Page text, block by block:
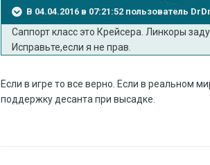
В 04.04.2016 в 07:21:52 пользователь
Саппорт класс это Крейсера. Линкоры
Исправьте,если я не прав.
Если в игре то все верно. Если в реальном
поддержку десанта при высадке.